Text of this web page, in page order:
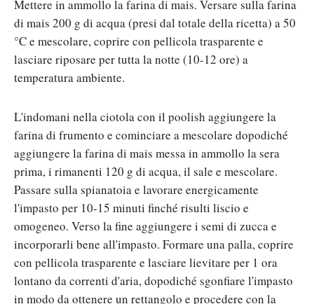
Mettere in ammollo la farina di mais. Versare sulla farina
di mais 200 g di acqua (presi dal totale della ricetta) a 50
°C e mescolare, coprire con pellicola trasparente e
lasciare riposare per tutta la notte (10-12 ore) a
temperatura ambiente.
L'indomani nella ciotola con il poolish aggiungere la
farina di frumento e cominciare a mescolare dopodiché
aggiungere la farina di mais messa in ammollo la sera
prima, i rimanenti 120 g di acqua, il sale e mescolare.
Passare sulla spianatoia e lavorare energicamente
l'impasto per 10-15 minuti finché risulti liscio e
omogeneo. Verso la fine aggiungere i semi di zucca e
incorporarli bene all'impasto. Formare una palla, coprire
con pellicola trasparente e lasciare lievitare per 1 ora
lontano da correnti d'aria, dopodiché sgonfiare l'impasto
in modo da ottenere un rettangolo e procedere con la